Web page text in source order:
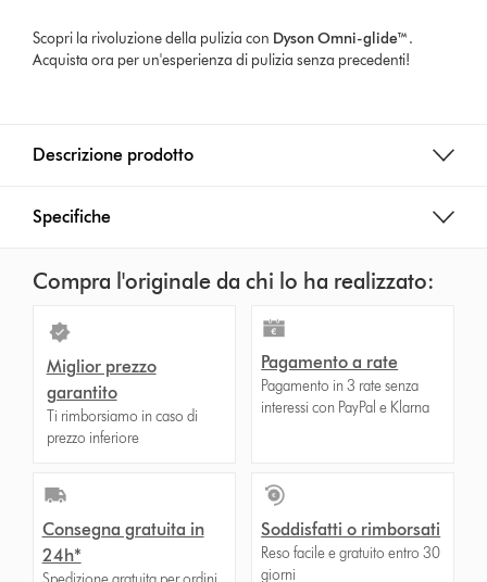
Scopri la rivoluzione della pulizia con Dyson Omni-glide™.
Acquista ora per un'esperienza di pulizia senza precedenti!
Descrizione prodotto
Specifiche
Compra l'originale da chi lo ha realizzato:
Miglior prezzo
garantito
Ti rimborsiamo in caso di
prezzo inferiore
Pagamento a rate
Pagamento in 3 rate senza
interessi con PayPal e Klarna
Consegna gratuita in
24h*
Soddisfatti o rimborsati
Reso facile e gratuito entro 30
giorni